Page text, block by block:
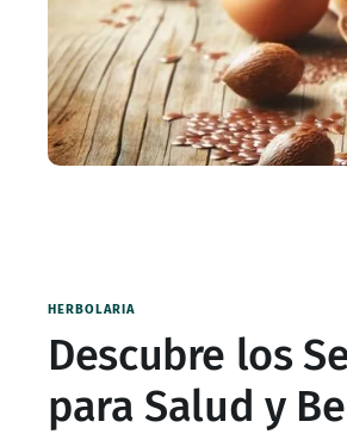
HERBOLARIA
Descubre los
para Salud y